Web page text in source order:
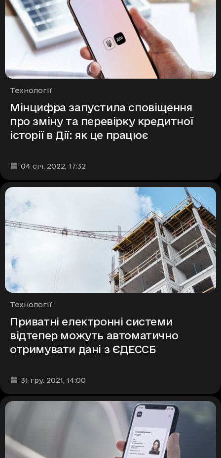
Рубрики
Технології
Мінцифра запустила сповіщення
про зміну та перевірку кредитної
історії в Дії: як це працює
Дата та час публікації
04 січ. 2022, 17:32
Рубрики
Технології
Приватні електронні системи
відтепер можуть автоматично
отримувати дані з ЄДЕССБ
Дата та час публікації
31 гру. 2021, 14:00